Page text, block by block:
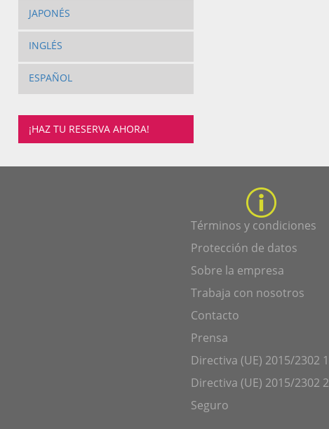
JAPONÉS
INGLÉS
ESPAÑOL
¡HAZ TU RESERVA AHORA!
Términos y condiciones
Protección de datos
Sobre la empresa
Trabaja con nosotros
Contacto
Prensa
Directiva (UE) 2015/2302 1
Directiva (UE) 2015/2302 2
Seguro